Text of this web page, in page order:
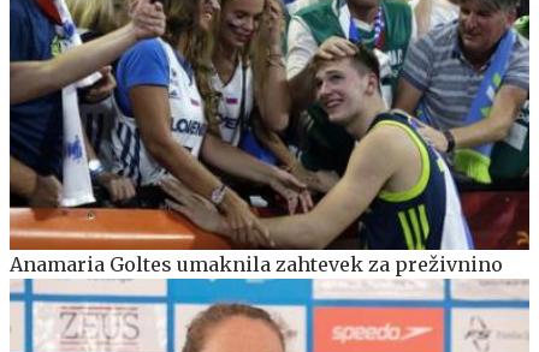
Anamaria Goltes umaknila zahtevek za preživnino